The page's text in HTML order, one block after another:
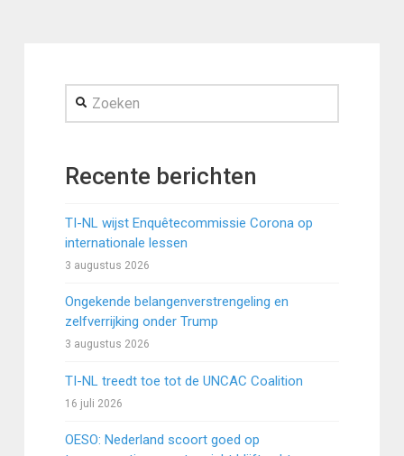
Zoeken
Recente berichten
TI-NL wijst Enquêtecommissie Corona op
internationale lessen
3 augustus 2026
Ongekende belangenverstrengeling en
zelfverrijking onder Trump
3 augustus 2026
TI-NL treedt toe tot de UNCAC Coalition
16 juli 2026
OESO: Nederland scoort goed op